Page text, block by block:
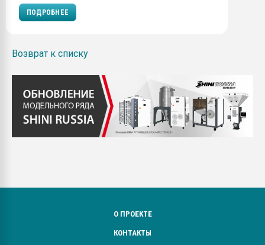
ПОДРОБНЕЕ
Возврат к списку
О ПРОЕКТЕ
КОНТАКТЫ